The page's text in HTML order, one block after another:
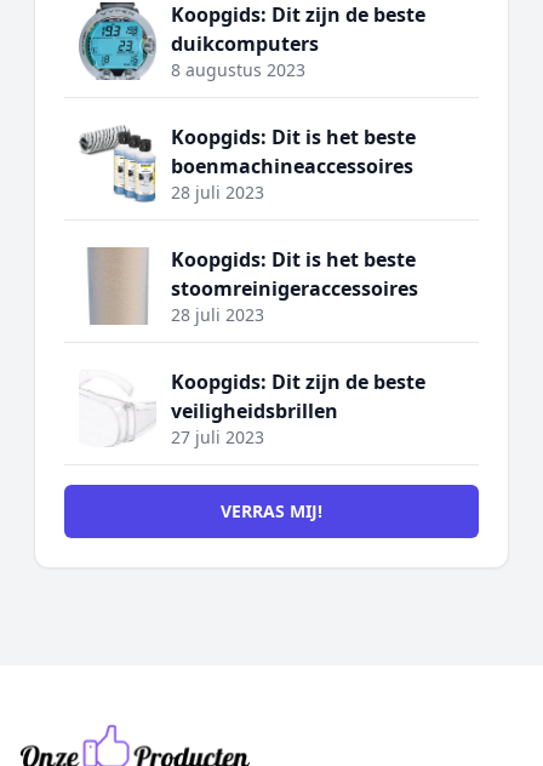
Koopgids: Dit zijn de beste
duikcomputers
8 augustus 2023
Koopgids: Dit is het beste
boenmachineaccessoires
28 juli 2023
Koopgids: Dit is het beste
stoomreinigeraccessoires
28 juli 2023
Koopgids: Dit zijn de beste
veiligheidsbrillen
27 juli 2023
VERRAS MIJ!